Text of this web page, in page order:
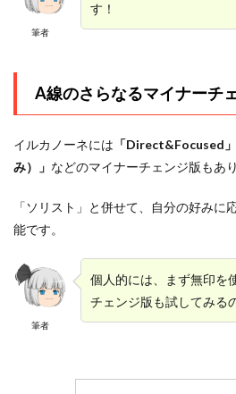
筆者
す！
A線のさらなるマイナーチ
イルカノーネには 「Direct&Focused」
み）」 などのマイナーチェンジ版もあり
「ソリスト」と併せて、自分の好みに
能です。
筆者
個人的には、まず無印を
チェンジ版も試してみる